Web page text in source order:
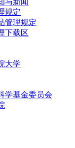
规定
管理规定
下载区
大学
学基金委员会